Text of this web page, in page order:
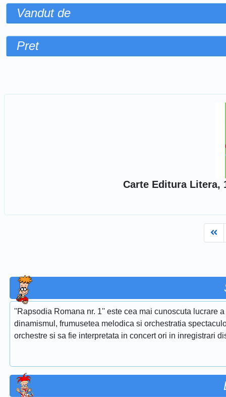
Vandut de
Pret
Carte Editura Litera,
''Rapsodia Romana nr. 1'' este cea mai cunoscuta lucrare
dinamismul, frumusetea melodica si orchestratia
orchestre si sa fie interpretata in concert ori in inregistrari